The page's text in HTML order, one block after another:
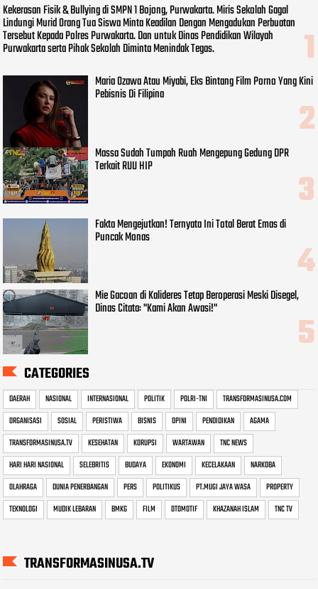
Kekerasan Fisik & Bullying di SMPN 1 Bojong, Purwakarta. Miris Sekolah Gagal
Lindungi Murid Orang Tua Siswa Minta Keadilan Dengan Mengadukan Perbuatan
Tersebut Kepada Polres Purwakarta. Dan untuk Dinas Pendidikan Wilayah
Purwakarta serta Pihak Sekolah Diminta Menindak Tegas.
Maria Ozawa Atau Miyabi, Eks Bintang Film Porno Yang Kini
Pebisnis Di Filipina
Massa Sudah Tumpah Ruah Mengepung Gedung DPR
Terkait RUU HIP
Fakta Mengejutkan! Ternyata Ini Total Berat Emas di
Puncak Monas
Mie Gacoan di Kalideres Tetap Beroperasi Meski Disegel,
Dinas Citata: "Kami Akan Awasi!"
CATEGORIES
DAERAH NASIONAL INTERNASIONAL POLITIK POLRI-TNI
TRANSFORMASINUSA.COM
ORGANISASI
SOSIAL PERISTIWA BISNIS OPINI PENDIDIKAN
AGAMA
TRANSFORMASINUSA.TV
KESEHATAN KORUPSI WARTAWAN
TNC NEWS
HARI HARI NASIONAL
SELEBRITIS BUDAYA EKONOMI KECELAKAAN
NARKOBA
OLAHRAGA
DUNIA PENERBANGAN PERS POLITIKUS PT.MUGI JAYA WASA
PROPERTY
TEKNOLOGI
MUDIK LEBARAN BMKG FILM OTOMOTIF KHAZANAH ISLAM TNC TV
TRANSFORMASINUSA.TV